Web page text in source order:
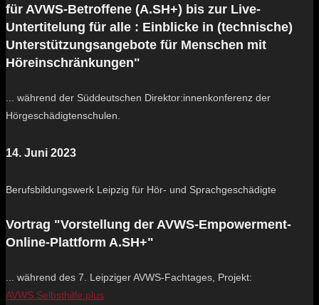
für AVWS-Betroffene (A.SH+) bis zur Live-
Untertitelung für alle : Einblicke in (technische)
Unterstützungsangebote für Menschen mit
Höreinschränkungen"
... während der Süddeutschen Direktor:innenkonferenz der
Hörgeschädigtenschulen.
14. Juni 2023
Berufsbildungswerk Leipzig für Hör- und Sprachgeschädigte
Vortrag "Vorstellung der AVWS-Empowerment-
Online-Plattform A.SH+"
... während des 7. Leipziger AVWS-Fachtages, Projekt:
AVWS.Selbsthilfe.plus